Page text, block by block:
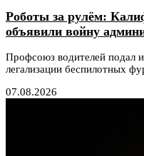
Роботы за рулём:
объявили войну
Профсоюз водителей подал
легализации беспилотных
07.08.2026